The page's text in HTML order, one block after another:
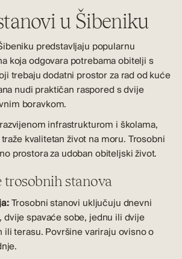
u Šibeniku
predstavljaju popularnu
koja odgovara potrebama obitelji s
trebaju dodatni prostor za rad od kuće
nudi praktičan raspored s dvije
boravkom.
infrastrukturom i školama,
kvalitetan život na moru. Trosobni
prostora za udoban obiteljski život.
stanova
Trosobni stanovi uključuju dnevni
dvije spavaće sobe, jednu ili dvije
ili terasu. Površine variraju ovisno o